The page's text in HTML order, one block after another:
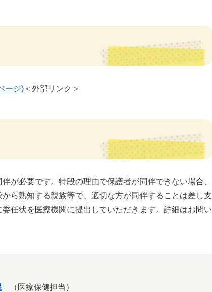
ージ) ＜外部リンク＞
が必要です。特段の理由で保護者が同伴できない場合、
ら熟知する親族等で、適切な方が同伴することは差し支
任状を医療機関に提出していただきます。詳細はお問い
医療保健担当